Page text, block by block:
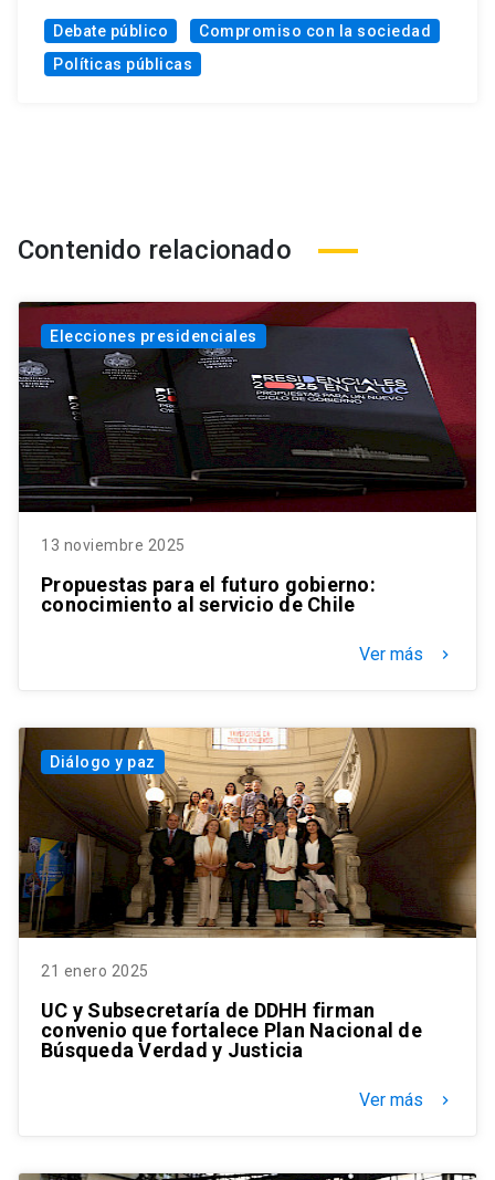
Debate público
Compromiso con la sociedad
Políticas públicas
Contenido relacionado
Elecciones presidenciales
13 noviembre 2025
Propuestas para el futuro gobierno:
conocimiento al servicio de Chile
Ver más keyboard_arrow_right
Diálogo y paz
21 enero 2025
UC y Subsecretaría de DDHH firman
convenio que fortalece Plan Nacional de
Búsqueda Verdad y Justicia
Ver más keyboard_arrow_right